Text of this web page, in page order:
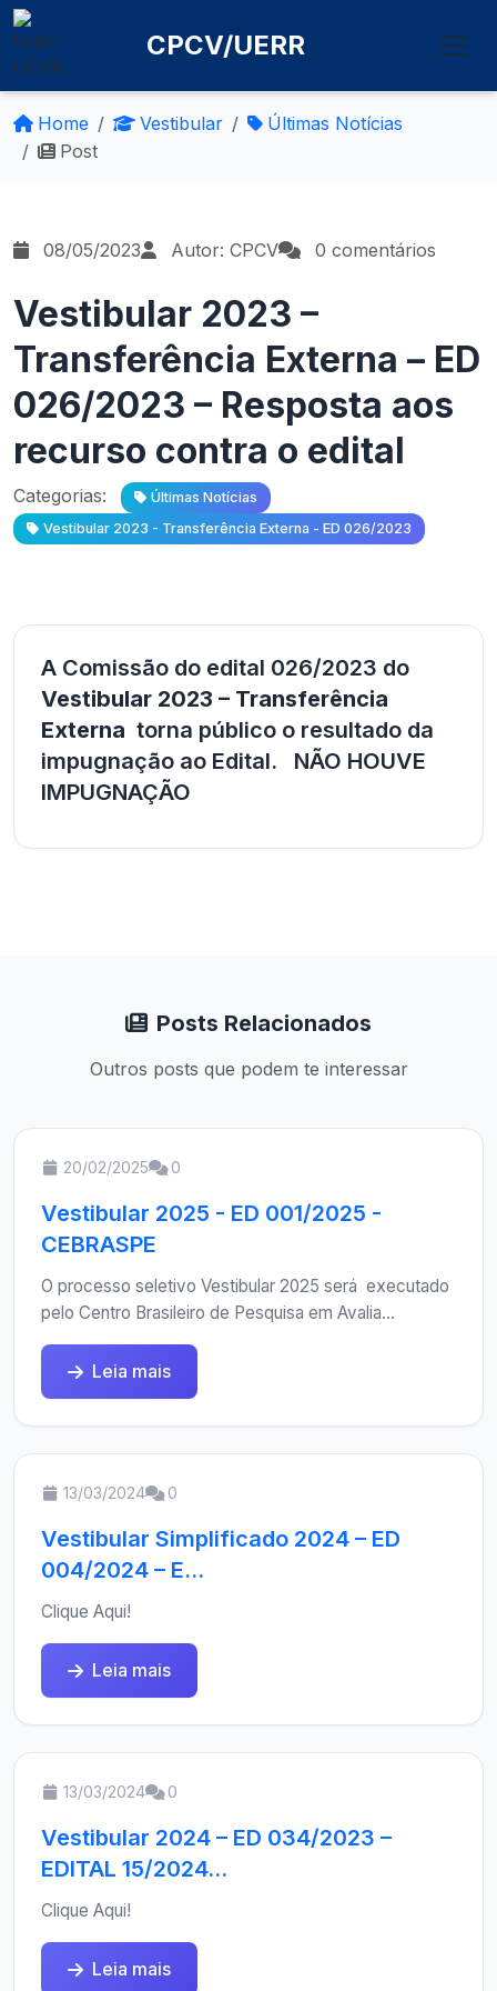
CPCV/UERR
Home Vestibular
Últimas Notícias
Post
08/05/2023 Autor: CPCV 0 comentários
Vestibular 2023 –
Transferência Externa – ED
026/2023 – Resposta aos
recurso contra o edital
Categorias:
Últimas Notícias
Vestibular 2023 - Transferência Externa - ED 026/2023
A Comissão do edital 026/2023 do
Vestibular 2023 – Transferência
Externa torna público o resultado da
impugnação ao Edital. NÃO HOUVE
IMPUGNAÇÃO
Posts Relacionados
Outros posts que podem te interessar
20/02/2025 0
Vestibular 2025 - ED 001/2025 -
CEBRASPE
O processo seletivo Vestibular 2025 será executado
pelo Centro Brasileiro de Pesquisa em Avalia...
Leia mais
13/03/2024 0
Vestibular Simplificado 2024 – ED
004/2024 – E...
Clique Aqui!
Leia mais
13/03/2024 0
Vestibular 2024 – ED 034/2023 –
EDITAL 15/2024...
Clique Aqui!
Leia mais